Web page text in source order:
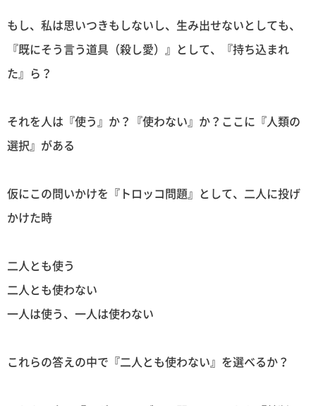
もし、私は思いつきもしないし、生み出せないとしても、
『既にそう言う道具（殺し愛）』として、『持ち込まれ
た』ら？
それを人は『使う』か？『使わない』か？ここに『人類の
選択』がある
仮にこの問いかけを『トロッコ問題』として、二人に投げ
かけた時
二人とも使う
二人とも使わない
一人は使う、一人は使わない
これらの答えの中で『二人とも使わない』を選べるか？